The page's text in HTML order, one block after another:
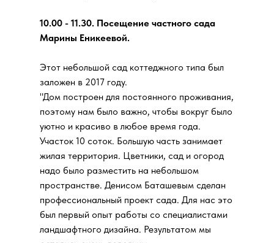
10.00 - 11.30. Посещение частного сада
Марины Еникеевой.
Этот небольшой сад коттеджного типа был
заложен в 2017 году.
"Дом построен для постоянного проживания,
поэтому нам было важно, чтобы вокруг было
уютно и красиво в любое время года.
Участок 10 соток. Большую часть занимает
жилая территория. Цветники, сад и огород
надо было разместить на небольшом
пространстве. Денисом Баташевым сделан
профессиональный проект сада. Для нас это
был первый опыт работы со специалистами
ландшафтного дизайна. Результатом мы